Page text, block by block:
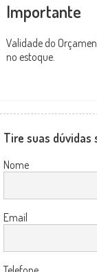
Importante
Validade do
no estoque.
Tire suas dúvidas
Nome
Email